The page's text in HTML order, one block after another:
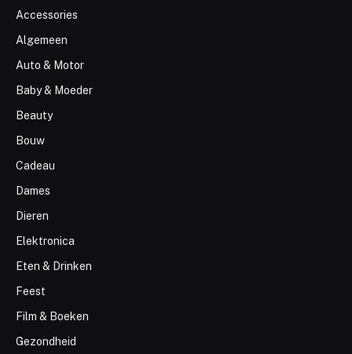
Accessories
Algemeen
Auto & Motor
Baby & Moeder
Beauty
Bouw
Cadeau
Dames
Dieren
Elektronica
Eten & Drinken
Feest
Film & Boeken
Gezondheid